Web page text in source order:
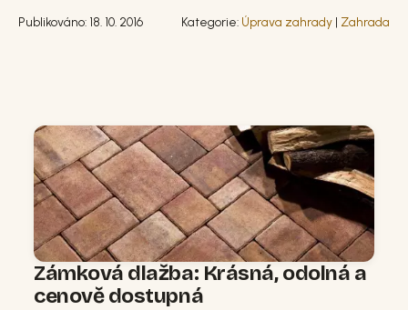
Publikováno: 18. 10. 2016 Kategorie: Úprava zahrady | Zahrada
Zámková dlažba: Krásná, odolná a
cenově dostupná